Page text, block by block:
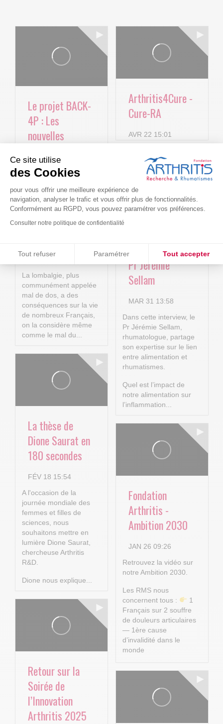
Ce site utilise
des Cookies
pour vous offrir une meilleure expérience de
navigation, analyser le trafic et vous offrir plus de fonctionnalités.
Conformément au RGPD, vous pouvez paramétrer vos préférences.
Consulter notre politique de confidentialité
Tout refuser Paramétrer Tout accepter
Plateforme de Gestion du Consentement : Personnalisez vos
Notre plateforme vous permet d'adapter et de gérer vos
Le projet BACK-
4P : Les
nouvelles
numériques au
service de la
lombalgie
chronique !
quelques chiffres
La lombalgie, plus
communément appelée
mal de dos, a des
conséquences sur la vie
de nombreux Français,
on la considère même
comme le mal du...
Arthritis4Cure -
Cure-RA
AVR 22 15:01
entretien avec le
Pr Jérémie
Sellam
MAR 31 13:58
Dans cette interview, le
Pr Jérémie Sellam,
rhumatologue, partage
son expertise sur le lien
entre alimentation et
rhumatismes.
Quel est l’impact de
notre alimentation sur
l’inflammation...
La thèse de
Dione Saurat en
180 secondes
FÉV 18 15:54
A l'occasion de la
journée mondiale des
femmes et filles de
sciences, nous
souhaitons mettre en
lumière Dione Saurat,
chercheuse Arthritis
R&D.
Dione nous explique...
Fondation
Arthritis -
Ambition 2030
JAN 26 09:26
Retrouvez la vidéo sur
notre Ambition 2030.
Les RMS nous
concernent tous :
1
Français sur 2 souffre
de douleurs articulaires
— 1ère cause
d’invalidité dans le
monde
Retour sur la
Soirée de
l’Innovation
Arthritis 2025